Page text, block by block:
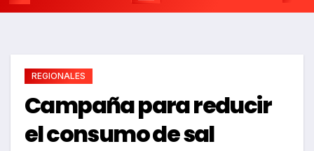
REGIONALES
Campaña para reducir
el consumo de sal